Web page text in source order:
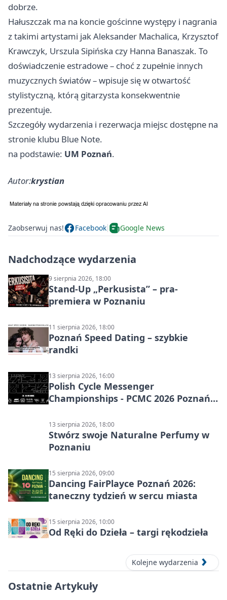
dobrze.
Hałuszczak ma na koncie gościnne występy i nagrania
z takimi artystami jak Aleksander Machalica, Krzysztof
Krawczyk, Urszula Sipińska czy Hanna Banaszak. To
doświadczenie estradowe – choć z zupełnie innych
muzycznych światów – wpisuje się w otwartość
stylistyczną, którą gitarzysta konsekwentnie
prezentuje.
Szczegóły wydarzenia i rezerwacja miejsc dostępne na
stronie klubu Blue Note.
na podstawie: UM Poznań.
Autor:krystian
Zaobserwuj nas! Facebook Google News
Nadchodzące wydarzenia
9 sierpnia 2026, 18:00
Stand-Up „Perkusista” – pra-
premiera w Poznaniu
11 sierpnia 2026, 18:00
Poznań Speed Dating – szybkie
randki
13 sierpnia 2026, 16:00
Polish Cycle Messenger
Championships - PCMC 2026 Poznań:
13 sierpnia 2026, 18:00
Stwórz swoje Naturalne Perfumy w
Poznaniu
15 sierpnia 2026, 09:00
Dancing FairPlayce Poznań 2026:
taneczny tydzień w sercu miasta
15 sierpnia 2026, 10:00
Od Ręki do Dzieła – targi rękodzieła
Kolejne wydarzenia
Ostatnie Artykuły